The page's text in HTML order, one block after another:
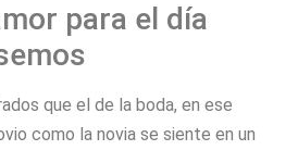
para el día
que el de la boda, en ese
como la novia se siente en un